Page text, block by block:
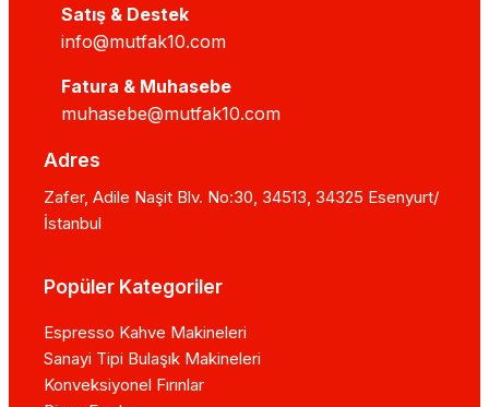
Satış & Destek
info@mutfak10.com
Fatura & Muhasebe
muhasebe@mutfak10.com
Adres
Zafer, Adile Naşit Blv. No:30, 34513, 34325 Esenyurt/
İstanbul
Popüler Kategoriler
Espresso Kahve Makineleri
Sanayi Tipi Bulaşık Makineleri
Konveksiyonel Fırınlar